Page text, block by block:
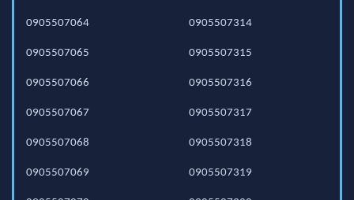
0905507064
0905507065
0905507066
0905507067
0905507068
0905507069
0905507314
0905507315
0905507316
0905507317
0905507318
0905507319